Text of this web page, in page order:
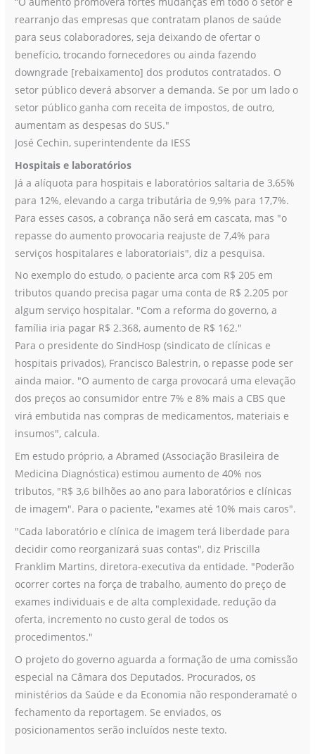
rearranjo das empresas que contratam planos de saúde
para seus colaboradores, seja deixando de ofertar o
benefício, trocando fornecedores ou ainda fazendo
downgrade [rebaixamento] dos produtos contratados. O
setor público deverá absorver a demanda. Se por um lado o
setor público ganha com receita de impostos, de outro,
aumentam as despesas do SUS."
José Cechin, superintendente da IESS
Hospitais e laboratórios
Já a alíquota para hospitais e laboratórios saltaria de 3,65%
para 12%, elevando a carga tributária de 9,9% para 17,7%.
Para esses casos, a cobrança não será em cascata, mas "o
repasse do aumento provocaria reajuste de 7,4% para
serviços hospitalares e laboratoriais", diz a pesquisa.
No exemplo do estudo, o paciente arca com R$ 205 em
tributos quando precisa pagar uma conta de R$ 2.205 por
algum serviço hospitalar. "Com a reforma do governo, a
família iria pagar R$ 2.368, aumento de R$ 162."
Para o presidente do SindHosp (sindicato de clínicas e
hospitais privados), Francisco Balestrin, o repasse pode ser
ainda maior. "O aumento de carga provocará uma elevação
dos preços ao consumidor entre 7% e 8% mais a CBS que
virá embutida nas compras de medicamentos, materiais e
insumos", calcula.
Em estudo próprio, a Abramed (Associação Brasileira de
Medicina Diagnóstica) estimou aumento de 40% nos
tributos, "R$ 3,6 bilhões ao ano para laboratórios e clínicas
de imagem". Para o paciente, "exames até 10% mais caros".
"Cada laboratório e clínica de imagem terá liberdade para
decidir como reorganizará suas contas", diz Priscilla
Franklim Martins, diretora-executiva da entidade. "Poderão
ocorrer cortes na força de trabalho, aumento do preço de
exames individuais e de alta complexidade, redução da
oferta, incremento no custo geral de todos os
procedimentos."
O projeto do governo aguarda a formação de uma comissão
especial na Câmara dos Deputados. Procurados, os
ministérios da Saúde e da Economia não responderamaté o
fechamento da reportagem. Se enviados, os
posicionamentos serão incluídos neste texto.